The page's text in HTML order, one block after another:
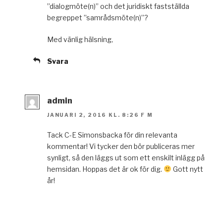
”dialogmöte(n)” och det juridiskt fastställda
begreppet ”samrådsmöte(n)”?
Med vänlig hälsning,
Svara
admin
JANUARI 2, 2016 KL. 8:26 F M
Tack C-E Simonsbacka för din relevanta
kommentar! Vi tycker den bör publiceras mer
synligt, så den läggs ut som ett enskilt inlägg på
hemsidan. Hoppas det är ok för dig.
Gott nytt
år!